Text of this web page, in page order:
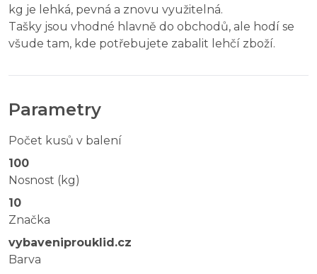
kg je lehká, pevná a znovu využitelná.
Tašky jsou vhodné hlavně do obchodů, ale hodí se
všude tam, kde potřebujete zabalit lehčí zboží.
Parametry
Počet kusů v balení
100
Nosnost (kg)
10
Značka
vybaveniprouklid.cz
Barva